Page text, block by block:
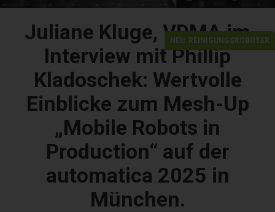
NEU: REINIGUNGSROBOTER
Juliane Kluge, VDMA im
Interview mit Phillip
Kladoschek: Wertvolle
Einblicke zum Mesh-Up
„Mobile Robots in
Production“ auf der
automatica 2025 in
München.